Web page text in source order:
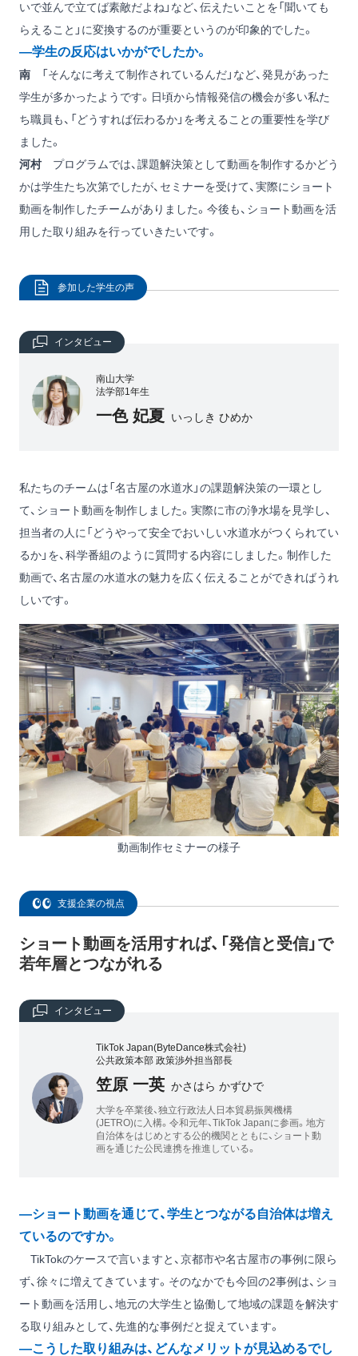
いで並んで立てば素敵だよね」など、伝えたいことを「聞いても
らえること」に変換するのが重要というのが印象的でした。
―学生の反応はいかがでしたか。
南 「そんなに考えて制作されているんだ」など、発見があった
学生が多かったようです。日頃から情報発信の機会が多い私た
ち職員も、「どうすれば伝わるか」を考えることの重要性を学び
ました。
河村プログラムでは、課題解決策として動画を制作するかどう
かは学生たち次第でしたが、セミナーを受けて、実際にショート
動画を制作したチームがありました。今後も、ショート動画を活
用した取り組みを行っていきたいです。
参加した学生の声
インタビュー
南山大学
法学部1年生
一色 妃夏 いっしき ひめか
私たちのチームは「名古屋の水道水」の課題解決策の一環とし
て、ショート動画を制作しました。実際に市の浄水場を見学し、
担当者の人に「どうやって安全でおいしい水道水がつくられてい
るか」を、科学番組のように質問する内容にしました。制作した
動画で、名古屋の水道水の魅力を広く伝えることができればうれ
しいです。
動画制作セミナーの様子
支援企業の視点
ショート動画を活用すれば、「発信と受信」で
若年層とつながれる
インタビュー
TikTok Japan(ByteDance株式会社)
公共政策本部 政策渉外担当部長
笠原 一英 かさはら かずひで
大学を卒業後、独立行政法人日本貿易振興機構
(JETRO)に入構。令和元年、TikTok Japanに参画。地方
自治体をはじめとする公的機関とともに、ショート動
画を通じた公民連携を推進している。
―ショート動画を通じて、学生とつながる自治体は増え
ているのですか。
TikTokのケースで言いますと、京都市や名古屋市の事例に限ら
ず、徐々に増えてきています。そのなかでも今回の2事例は、ショ
ート動画を活用し、地元の大学生と協働して地域の課題を解決す
る取り組みとして、先進的な事例だと捉えています。
―こうした取り組みは、どんなメリットが見込めるでし